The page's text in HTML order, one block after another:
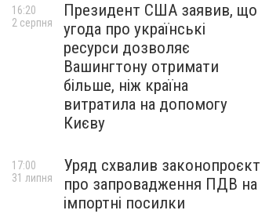
Президент США заявив, що
угода про українські
ресурси дозволяє
Вашингтону отримати
більше, ніж країна
витратила на допомогу
Києву
16:20
2 серпня
Уряд схвалив законопроєкт
про запровадження ПДВ на
імпортні посилки
17:00
31 липня